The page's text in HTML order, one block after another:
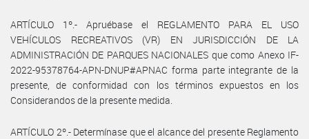
ARTÍCULO 1º.- Apruébase el REGLAMENTO PARA EL USO
VEHÍCULOS RECREATIVOS (VR) EN JURISDICCIÓN DE LA
ADMINISTRACIÓN DE PARQUES NACIONALES que como Anexo IF-
2022-95378764-APN-DNUP#APNAC forma parte integrante de la
presente, de conformidad con los términos expuestos en los
Considerandos de la presente medida.
ARTÍCULO 2º.- Determínase que el alcance del presente Reglamento